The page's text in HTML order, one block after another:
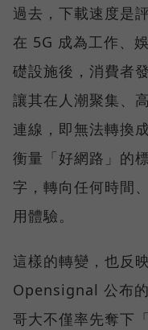
過去，下載速度是
在 5G 成為工作、
礎設施後，消費者
讓其在人潮聚集、
連線，即無法轉換
衡量「好網路」的
字，轉向任何時間
用體驗。
這樣的轉變，也反
Opensignal 公布
哥大不僅率先奪下